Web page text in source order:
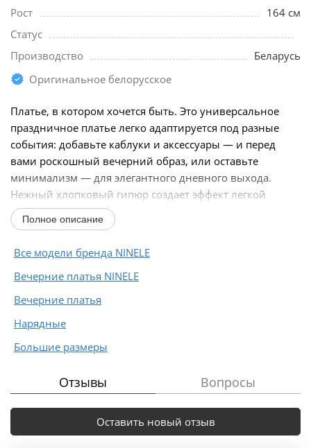
Рост
164 см
Статус
Производство
Беларусь
Оригинальное белорусское
Платье, в котором хочется быть. Это универсальное
праздничное платье легко адаптируется под разные
события: добавьте каблуки и аксессуары — и перед
вами роскошный вечерний образ, или оставьте
минимализм — для элегантного дневного выхода.
Нежный хлопковый гипюр создает эффект легкой
дымки...
Полное описание
Все модели бренда NINELE
Вечерние платья NINELE
Вечерние платья
Нарядные
Большие размеры
Отзывы Вопросы
Оставить новый отзыв